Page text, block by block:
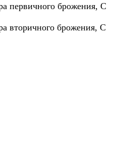
первичного брожения, С
вторичного брожения, C